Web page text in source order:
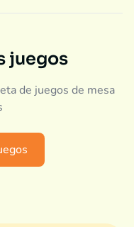
juegos
de juegos de mesa